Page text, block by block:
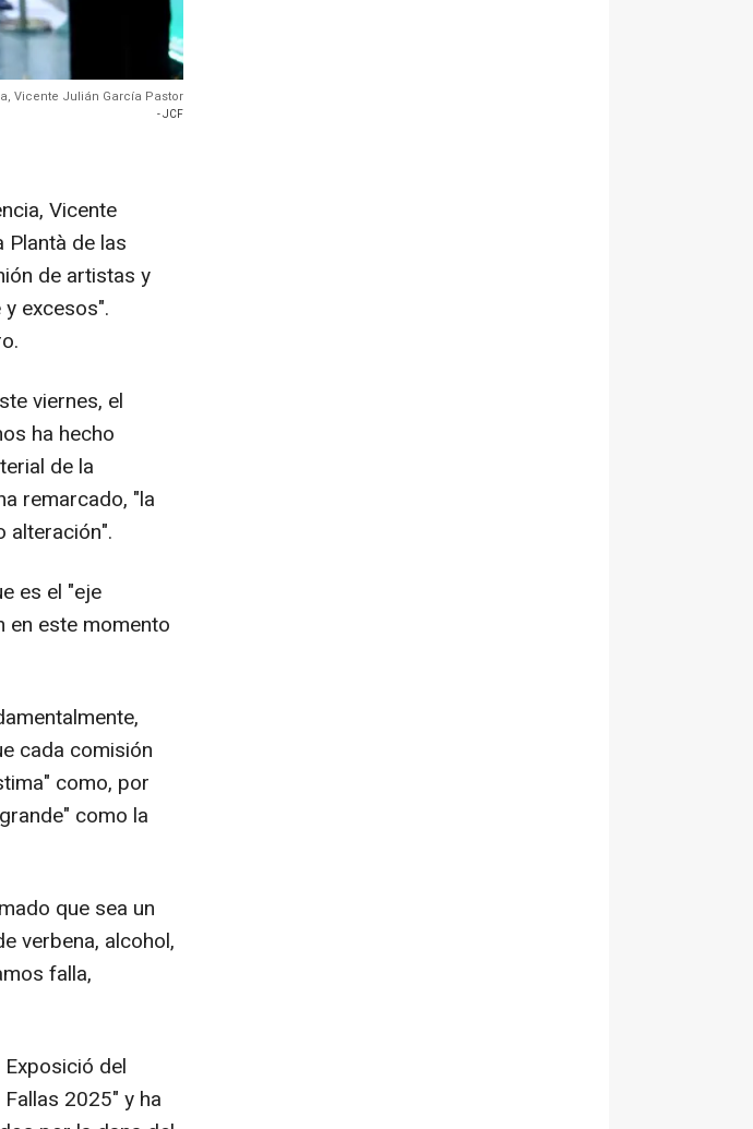
Vicente Julián García Pastor
- JCF
Vicente
Plantà de las
de artistas y
excesos".
viernes, el
ha hecho
de la
remarcado, "la
alteración".
es el "eje
en este momento
cada comisión
como, por
como la
que sea un
verbena, alcohol,
falla,
del
2025" y ha